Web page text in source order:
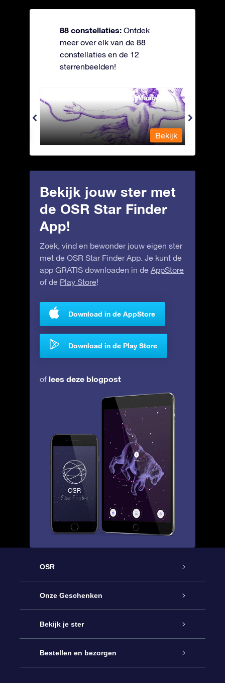
88 constellaties: Ontdek
meer over elk van de 88
constellaties en de 12
sterrenbeelden!
Andromeda - Geketende Maagd
Bekijk
Bekijk jouw ster met
de OSR Star Finder
App!
Zoek, vind en bewonder jouw eigen ster
met de OSR Star Finder App. Je kunt de
app GRATIS downloaden in de AppStore
of de Play Store!
Download in de AppStore
Download in de Play Store
of lees deze blogpost
OSR
Service
Contact
Blog
Onze Geschenken
Online Star Gift
OSR Cadeaupakket
Bekijk je ster
Sterrenregister
Bestellen en bezorgen